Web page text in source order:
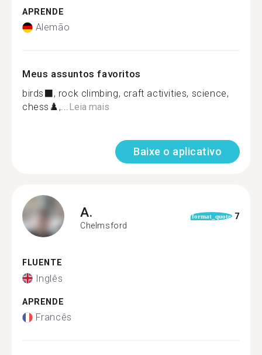
APRENDE
Alemão
Meus assuntos favoritos
birds‍⬛, rock climbing, craft activities, science‍,
chess♟️,...Leia mais
Baixe o aplicativo
A.
Chelmsford
format_quote 7
FLUENTE
Inglês
APRENDE
Francês